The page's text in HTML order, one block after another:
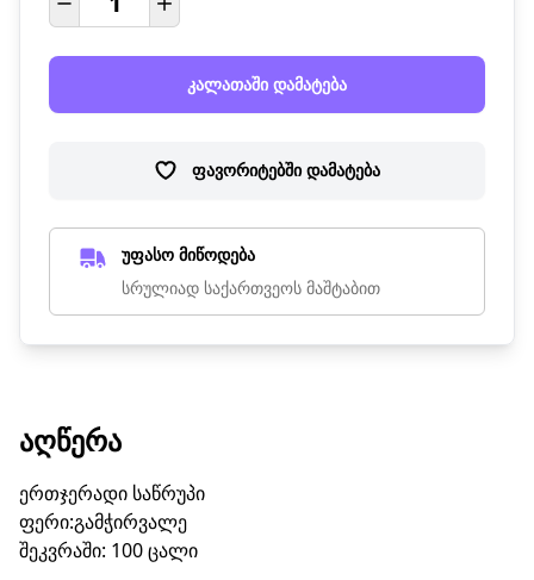
კალათაში დამატება
ფავორიტებში დამატება
უფასო მიწოდება
სრულიად საქართვეოს მაშტაბით
ᲐᲦᲬᲔᲠᲐ
ერთჯერადი საწრუპი
ფერი:გამჭირვალე
შეკვრაში: 100 ცალი